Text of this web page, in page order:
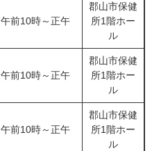
午前10時～正午
郡山市保健
所1階ホー
ル
午前10時～正午
郡山市保健
所1階ホー
ル
午前10時～正午
郡山市保健
所1階ホー
ル